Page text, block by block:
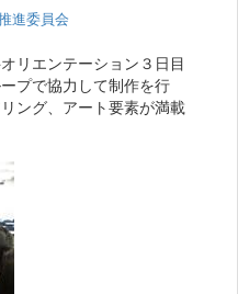
進委員会
リエンテーション３日目
プで協力して制作を行
ング、アート要素が満載